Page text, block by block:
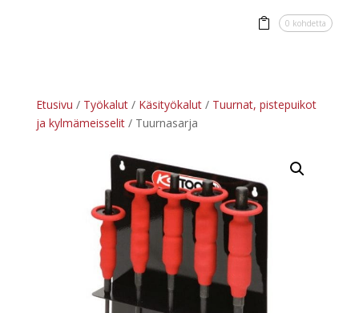
0 kohdetta
Etusivu / Työkalut/ Käsityökalut/ Tuurnat, pistepuikot
ja kylmämeisselit/ Tuurnasarja